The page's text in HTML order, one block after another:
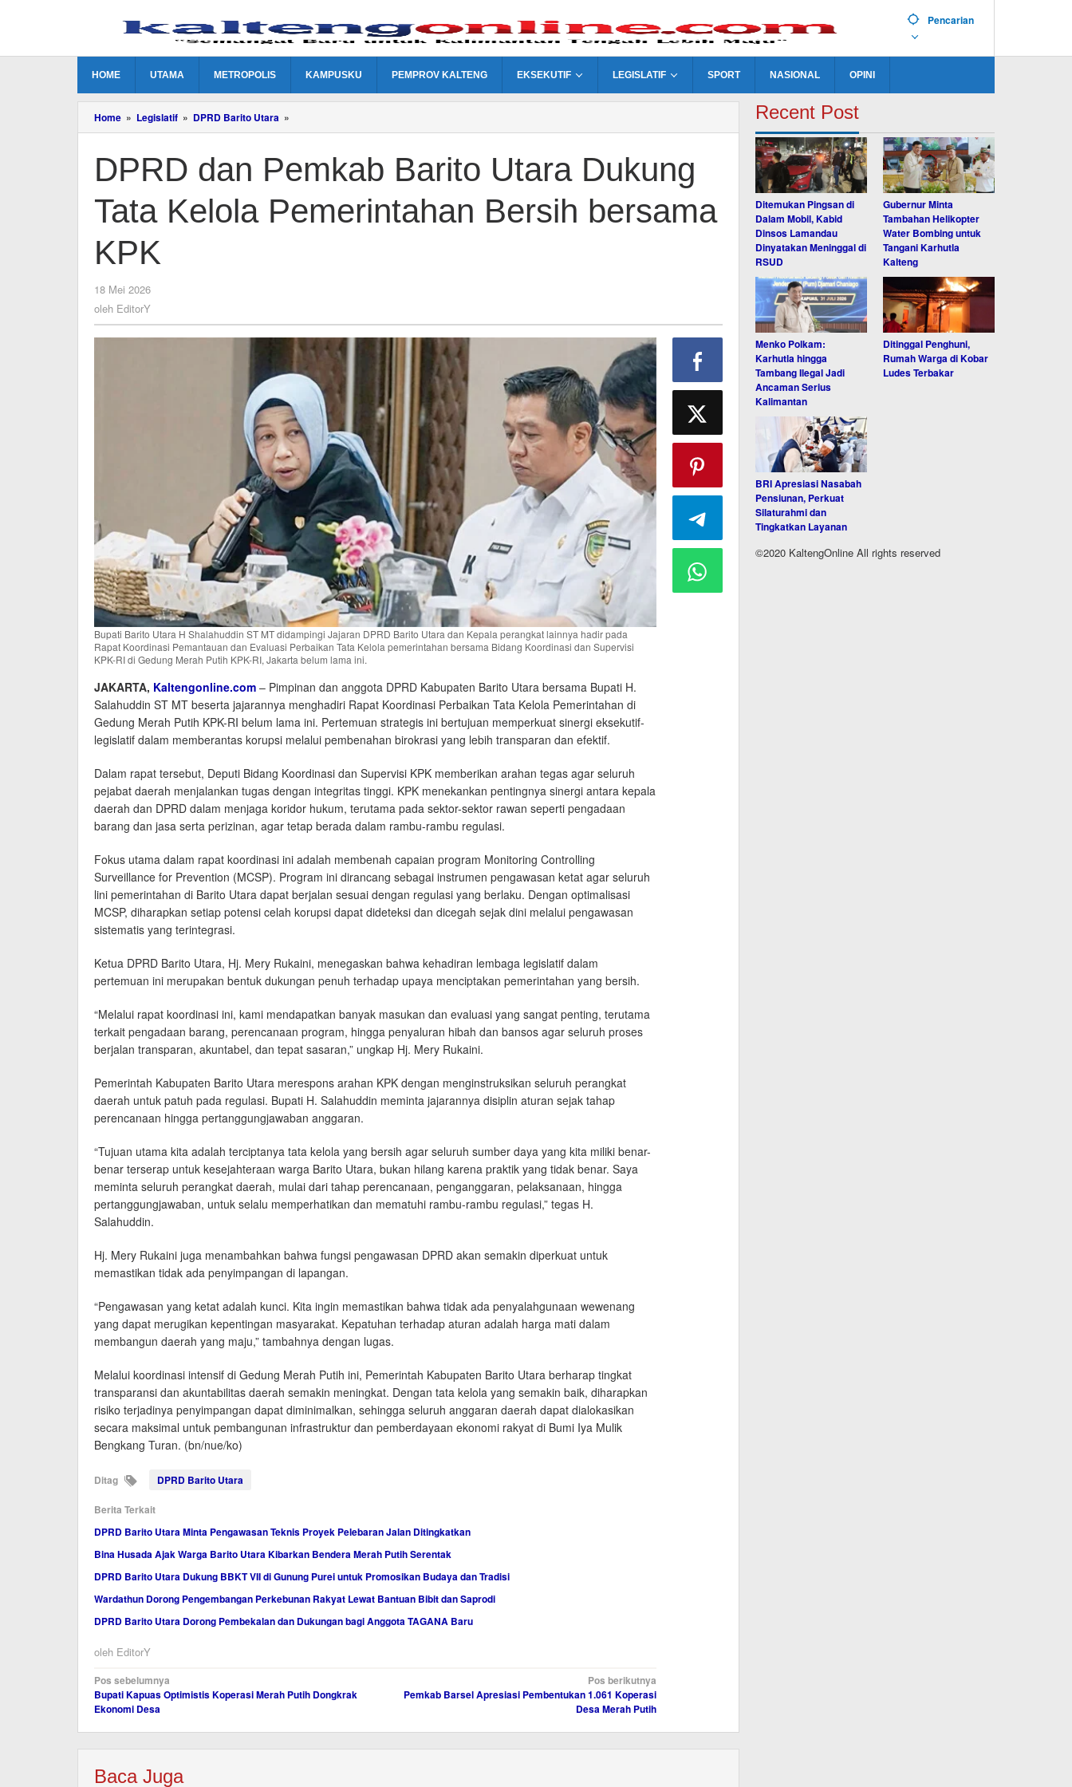
Pencarian
HOME UTAMA METROPOLIS KAMPUSKU PEMPROV KALTENG EKSEKUTIF LEGISLATIF SPORT NASIONAL OPINI
Home » Legislatif » DPRD Barito Utara »
dan
Barito
Utara
Tata
Kelola
DPRD dan Pemkab Barito Utara Dukung
Tata Kelola Pemerintahan Bersih bersama
KPK
18 Mei 2026
oleh EditorY
Bupati Barito Utara H Shalahuddin ST MT didampingi Jajaran DPRD Barito Utara dan Kepala perangkat lainnya hadir pada
Rapat Koordinasi Pemantauan dan Evaluasi Perbaikan Tata Kelola pemerintahan bersama Bidang Koordinasi dan Supervisi
KPK-RI di Gedung Merah Putih KPK-RI, Jakarta belum lama ini.
JAKARTA, Kaltengonline.com – Pimpinan dan anggota DPRD Kabupaten Barito Utara bersama Bupati H.
Salahuddin ST MT beserta jajarannya menghadiri Rapat Koordinasi Perbaikan Tata Kelola Pemerintahan di
Gedung Merah Putih KPK-RI belum lama ini. Pertemuan strategis ini bertujuan memperkuat sinergi eksekutif-
legislatif dalam memberantas korupsi melalui pembenahan birokrasi yang lebih transparan dan efektif.
Dalam rapat tersebut, Deputi Bidang Koordinasi dan Supervisi KPK memberikan arahan tegas agar seluruh
pejabat daerah menjalankan tugas dengan integritas tinggi. KPK menekankan pentingnya sinergi antara kepala
daerah dan DPRD dalam menjaga koridor hukum, terutama pada sektor-sektor rawan seperti pengadaan
barang dan jasa serta perizinan, agar tetap berada dalam rambu-rambu regulasi.
Fokus utama dalam rapat koordinasi ini adalah membenah capaian program Monitoring Controlling
Surveillance for Prevention (MCSP). Program ini dirancang sebagai instrumen pengawasan ketat agar seluruh
lini pemerintahan di Barito Utara dapat berjalan sesuai dengan regulasi yang berlaku. Dengan optimalisasi
MCSP, diharapkan setiap potensi celah korupsi dapat dideteksi dan dicegah sejak dini melalui pengawasan
sistematis yang terintegrasi.
Ketua DPRD Barito Utara, Hj. Mery Rukaini, menegaskan bahwa kehadiran lembaga legislatif dalam
pertemuan ini merupakan bentuk dukungan penuh terhadap upaya menciptakan pemerintahan yang bersih.
“Melalui rapat koordinasi ini, kami mendapatkan banyak masukan dan evaluasi yang sangat penting, terutama
terkait pengadaan barang, perencanaan program, hingga penyaluran hibah dan bansos agar seluruh proses
berjalan transparan, akuntabel, dan tepat sasaran,” ungkap Hj. Mery Rukaini.
Pemerintah Kabupaten Barito Utara merespons arahan KPK dengan menginstruksikan seluruh perangkat
daerah untuk patuh pada regulasi. Bupati H. Salahuddin meminta jajarannya disiplin aturan sejak tahap
perencanaan hingga pertanggungjawaban anggaran.
“Tujuan utama kita adalah terciptanya tata kelola yang bersih agar seluruh sumber daya yang kita miliki benar-
benar terserap untuk kesejahteraan warga Barito Utara, bukan hilang karena praktik yang tidak benar. Saya
meminta seluruh perangkat daerah, mulai dari tahap perencanaan, penganggaran, pelaksanaan, hingga
pertanggungjawaban, untuk selalu memperhatikan dan mematuhi rambu-rambu regulasi,” tegas H.
Salahuddin.
Hj. Mery Rukaini juga menambahkan bahwa fungsi pengawasan DPRD akan semakin diperkuat untuk
memastikan tidak ada penyimpangan di lapangan.
“Pengawasan yang ketat adalah kunci. Kita ingin memastikan bahwa tidak ada penyalahgunaan wewenang
yang dapat merugikan kepentingan masyarakat. Kepatuhan terhadap aturan adalah harga mati dalam
membangun daerah yang maju,” tambahnya dengan lugas.
Melalui koordinasi intensif di Gedung Merah Putih ini, Pemerintah Kabupaten Barito Utara berharap tingkat
transparansi dan akuntabilitas daerah semakin meningkat. Dengan tata kelola yang semakin baik, diharapkan
risiko terjadinya penyimpangan dapat diminimalkan, sehingga seluruh anggaran daerah dapat dialokasikan
secara maksimal untuk pembangunan infrastruktur dan pemberdayaan ekonomi rakyat di Bumi Iya Mulik
Bengkang Turan. (bn/nue/ko)
Ditag DPRD Barito Utara
Berita Terkait
DPRD Barito Utara Minta Pengawasan Teknis Proyek Pelebaran Jalan Ditingkatkan
Bina Husada Ajak Warga Barito Utara Kibarkan Bendera Merah Putih Serentak
DPRD Barito Utara Dukung BBKT VII di Gunung Purei untuk Promosikan Budaya dan Tradisi
Wardathun Dorong Pengembangan Perkebunan Rakyat Lewat Bantuan Bibit dan Saprodi
DPRD Barito Utara Dorong Pembekalan dan Dukungan bagi Anggota TAGANA Baru
oleh EditorY
Navigasi
pos
Pos sebelumnya
Bupati Kapuas Optimistis Koperasi Merah Putih Dongkrak
Ekonomi Desa
Pos berikutnya
Pemkab Barsel Apresiasi Pembentukan 1.061 Koperasi
Desa Merah Putih
Baca Juga
Recent Post
Ditemukan Pingsan di
Dalam Mobil, Kabid
Dinsos Lamandau
Dinyatakan Meninggal di
RSUD
Gubernur Minta
Tambahan Helikopter
Water Bombing untuk
Tangani Karhutla
Kalteng
Menko Polkam:
Karhutla hingga
Tambang Ilegal Jadi
Ancaman Serius
Kalimantan
Ditinggal Penghuni,
Rumah Warga di Kobar
Ludes Terbakar
BRI Apresiasi Nasabah
Pensiunan, Perkuat
Silaturahmi dan
Tingkatkan Layanan
©2020 KaltengOnline All rights reserved